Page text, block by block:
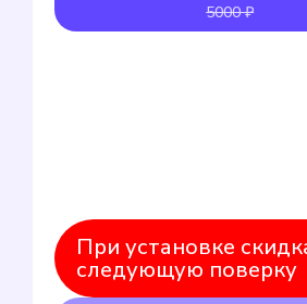
5000 ₽
При установке
следующую поверку